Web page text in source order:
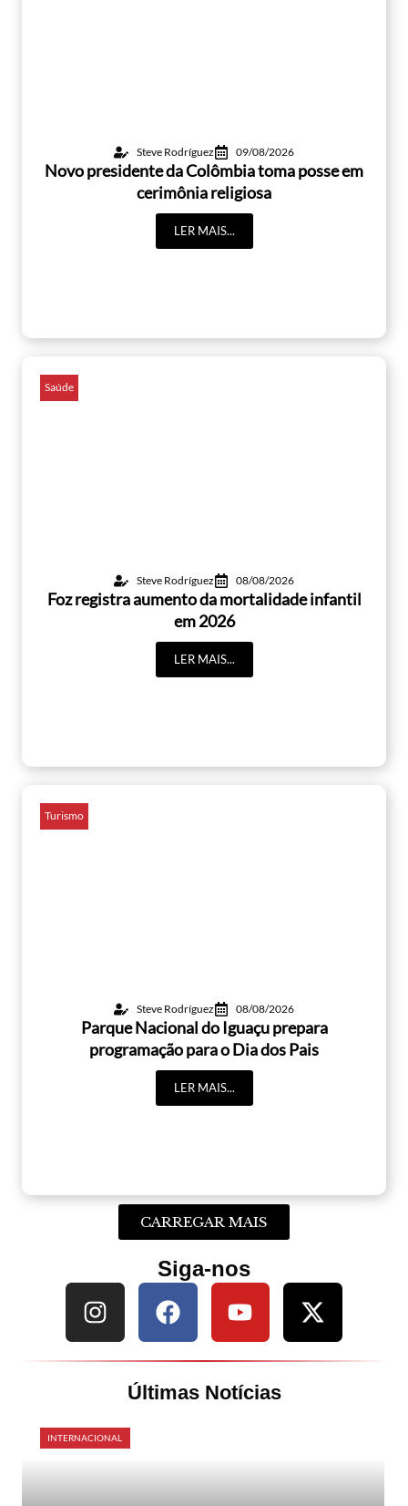
Steve Rodríguez 09/08/2026
Novo presidente da Colômbia toma posse em
cerimônia religiosa
LER MAIS...
Saúde
Steve Rodríguez 08/08/2026
Foz registra aumento da mortalidade infantil
em 2026
LER MAIS...
Turismo
Steve Rodríguez 08/08/2026
Parque Nacional do Iguaçu prepara
programação para o Dia dos Pais
LER MAIS...
CARREGAR MAIS
Siga-nos
Últimas Notícias
INTERNACIONAL